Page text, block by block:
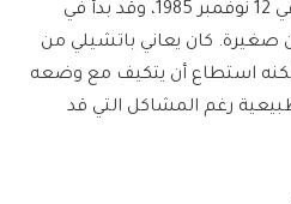
حيث بلغ طوله 233 سم. وُلد في 12 نوفمبر 1985، وقد بدأ في
كان يعاني باتشيلي من
استطاع أن يتكيف مع وضعه
رغم المشاكل التي قد